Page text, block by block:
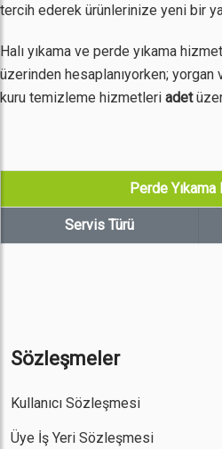
tercih ederek ürünlerinize yeni bir
Halı yıkama ve perde yıkama
üzerinden hesaplanıyorken; yorgan
kuru temizleme hizmetleri adet
Perde Yıkama
Servis Türü
Sözleşmeler
Kullanıcı Sözleşmesi
Üye İş Yeri Sözleşmesi